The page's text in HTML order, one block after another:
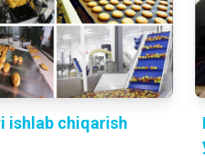
ishlab chiqarish